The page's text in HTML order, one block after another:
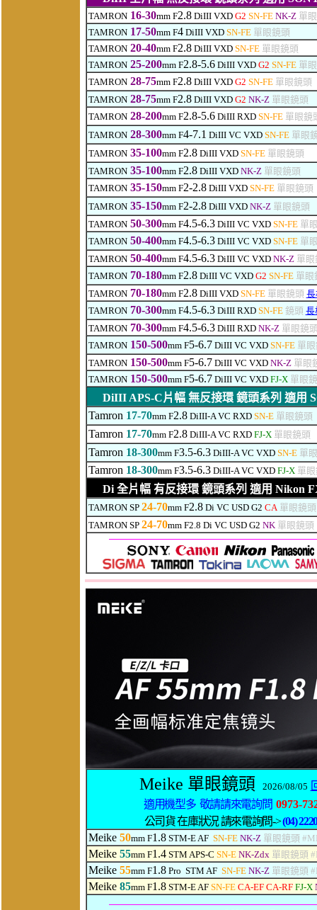
TAMRON16-30mm F2.8DiIII VXD G2 SN-FE NK-Z單
TAMRON17-50mm F4DiIII VXD SN-FE單眼鏡頭
TAMRON20-40mm F2.8DiIII VXD SN-FE單眼鏡頭
TAMRON25-200mm F2.8-5.6DiIII VXD G2 SN-FE單
TAMRON28-75mm F2.8DiIII VXD G2 SN-FE單眼鏡頭
TAMRON28-75mm F2.8DiIII VXD G2 NK-Z單眼鏡頭
TAMRON28-200mm F2.8-5.6DiIII RXD SN-FE單眼鏡
TAMRON28-300mm F4-7.1 DiIII VC VXD SN-FE單眼
TAMRON35-100mm F2.8DiIII VXD SN-FE單眼鏡頭
TAMRON35-100mm F2.8DiIII VXD NK-Z單眼鏡頭
TAMRON35-150mm F2-2.8DiIII VXD SN-FE單眼鏡頭
TAMRON35-150mm F2-2.8DiIII VXD NK-Z單眼鏡頭
TAMRON50-300mm F4.5-6.3DiIII VC VXD SN-FE單
TAMRON50-400mm F4.5-6.3DiIII VC VXD SN-FE單
TAMRON50-400mm F4.5-6.3DiIII VC VXD NK-Z單眼
TAMRON70-180mm F2.8DiIII VC VXD G2 SN-FE單眼
TAMRON70-180mm F2.8DiIII VXD SN-FE單眼鏡頭
TAMRON70-300mm F4.5-6.3DiIII RXD SN-FE鏡頭 長
TAMRON70-300mm F4.5-6.3DiIII RXD NK-Z單眼鏡
TAMRON150-500mm F5-6.7DiIII VC VXD SN-FE單眼
TAMRON150-500mm F5-6.7DiIII VC VXD NK-Z單眼
TAMRON150-500mm F5-6.7DiIII VC VXD FJ-X單眼
DiIIIAPS-C片幅 無反接環 鏡頭系列 適用
Tamron 17-70mm F2.8DiIII-A VC RXD SN-E單眼鏡頭
Tamron 17-70mm F2.8DiIII-A VC RXD FJ-X單眼鏡頭
Tamron 18-300mm F3.5-6.3DiIII-A VC VXD SN-E單
Tamron 18-300mm F3.5-6.3DiIII-A VC VXD FJ-X單眼
Di全片幅 有反接環 鏡頭系列 適用 Nikon
TAMRON SP 24-70mm F2.8Di VC USD G2 CA單眼鏡頭
TAMRON SP 24-70mm F2.8 Di VC USD G2 NK單眼鏡頭
Meike 單眼鏡頭 2026/08/05
適用機型多 敬請請來電詢問 0973-
公司貨 在庫狀況 請來電詢問->(04)
Meike 50mm F1.8 STM-E AF SN-FE NK-Z 單眼鏡頭
Meike 55mm F1.4 STM APS-C SN-E NK-Zdx 單眼鏡頭
Meike 55mm F1.8 Pro STM AF SN-FE NK-Z 單眼鏡頭
Meike 85mm F1.8 STM-E AF SN-FE CA-EF CA-RFFJ-X